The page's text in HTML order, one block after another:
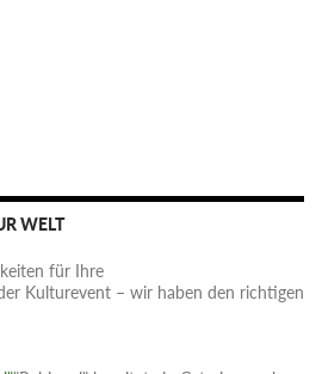
WELT
für Ihre
Kulturevent – wir haben den richtigen